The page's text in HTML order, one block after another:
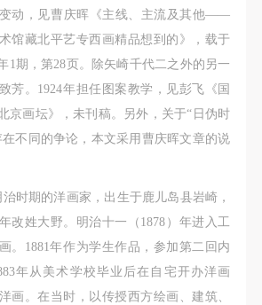
动，见曹庆晖《主线、主流及其他——
馆藏北平艺专西画精品想到的》，载于
1期，第28页。除矢崎千代二之外的另一
芳。1924年担任图案教学，见彭飞《国
京画坛》，未刊稿。另外，关于“日伪时
不同的争论，本文采用曹庆晖文章的说
治时期的洋画家，出生于鹿儿岛县岩崎，
改姓大野。明治十一（1878）年进入工
。1881年作为学生作品，参加第二回内
年从美术学校毕业后在自宅开办洋画
画。在当时，以传授西方绘画、建筑、